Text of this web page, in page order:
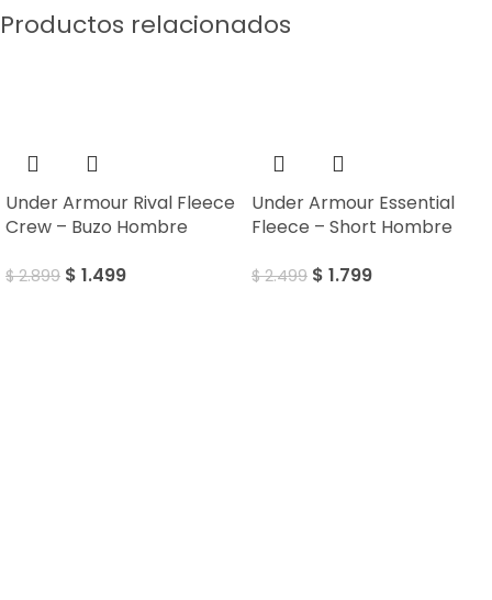
Productos relacionados
Under Armour Rival Fleece
Crew – Buzo Hombre
$2.899 $ 1.499
Under Armour Essential
Fleece – Short Hombre
$2.499 $ 1.799